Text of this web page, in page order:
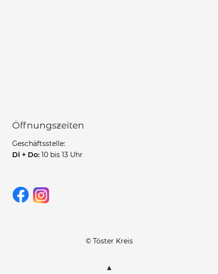
Öffnungszeiten
Geschäftsstelle:
Di + Do: 10 bis 13 Uhr
© Töster Kreis